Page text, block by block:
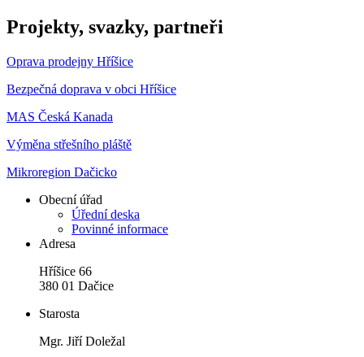
Projekty, svazky, partneři
Oprava prodejny Hříšice
Bezpečná doprava v obci Hříšice
MAS Česká Kanada
Výměna střešního pláště
Mikroregion Dačicko
Obecní úřad
Úřední deska
Povinné informace
Adresa
Hříšice 66
380 01 Dačice
Starosta
Mgr. Jiří Doležal